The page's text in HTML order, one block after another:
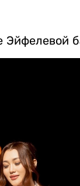
Эйфелевой